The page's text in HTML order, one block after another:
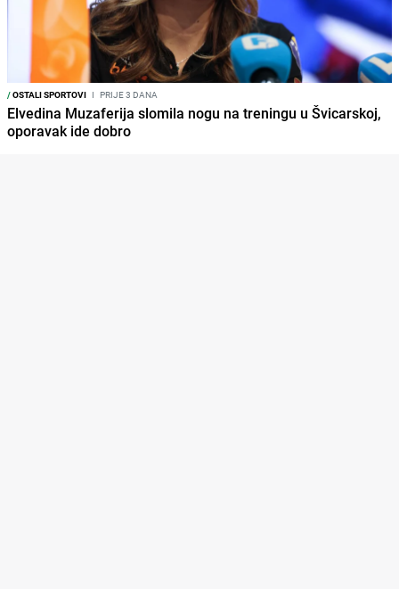
/OSTALI SPORTOVI I PRIJE 3 DANA
Elvedina Muzaferija slomila nogu na treningu u Švicarskoj,
oporavak ide dobro